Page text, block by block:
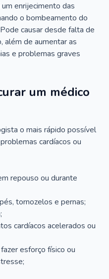
enrijecimento das
o bombeamento do
causar desde falta de
além de aumentar as
e problemas graves
um médico
o mais rápido possível
cardíacos ou
repouso ou durante
tornozelos e pernas;
cardíacos acelerados ou
esforço físico ou